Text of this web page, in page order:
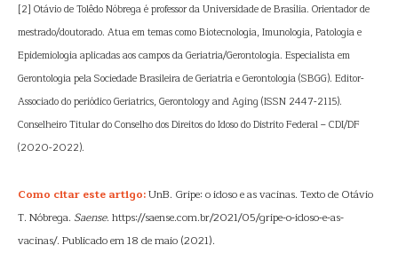
[2] Otávio de Tolêdo Nóbrega é professor da Universidade de Brasília. Orientador de
mestrado/doutorado. Atua em temas como Biotecnologia, Imunologia, Patologia e
Epidemiologia aplicadas aos campos da Geriatria/Gerontologia. Especialista em
Gerontologia pela Sociedade Brasileira de Geriatria e Gerontologia (SBGG). Editor-
Associado do periódico Geriatrics, Gerontology and Aging (ISSN 2447-2115).
Conselheiro Titular do Conselho dos Direitos do Idoso do Distrito Federal – CDI/DF
(2020-2022).
Como citar este artigo:UnB. Gripe: o idoso e as vacinas. Texto de Otávio
T. Nóbrega. Saense. https://saense.com.br/2021/05/gripe-o-idoso-e-as-
vacinas/. Publicado em 18 de maio (2021).